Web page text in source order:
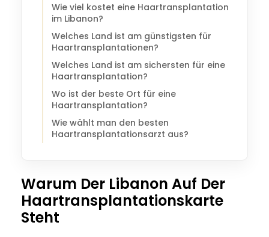
Wie viel kostet eine Haartransplantation
im Libanon?
Welches Land ist am günstigsten für
Haartransplantationen?
Welches Land ist am sichersten für eine
Haartransplantation?
Wo ist der beste Ort für eine
Haartransplantation?
Wie wählt man den besten
Haartransplantationsarzt aus?
Warum Der Libanon Auf Der
Haartransplantationskarte
Steht